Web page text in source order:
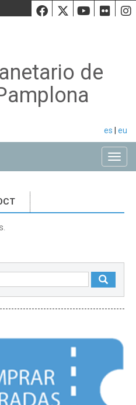
Facebook
Twiiter
de
es eu